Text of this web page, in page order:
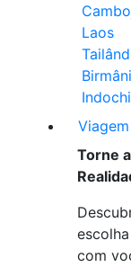
Laos
Viagem
Torne
com